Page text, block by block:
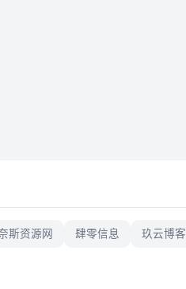
斯资源网 肆零信息 玖云博客